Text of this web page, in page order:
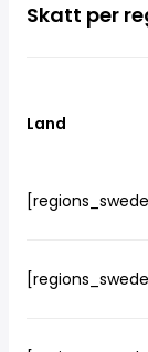
Skatt per
Land